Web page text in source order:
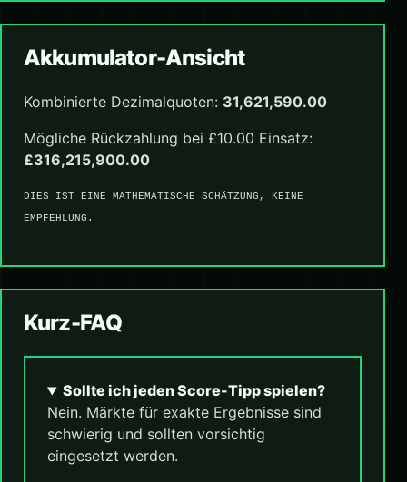
Akkumulator-Ansicht
Kombinierte Dezimalquoten: 31,621,590.00
Mögliche Rückzahlung bei £10.00 Einsatz:
£316,215,900.00
DIES IST EINE MATHEMATISCHE SCHÄTZUNG, KEINE
EMPFEHLUNG.
Kurz-FAQ
Sollte ich jeden Score-Tipp spielen?
Nein. Märkte für exakte Ergebnisse sind
schwierig und sollten vorsichtig
eingesetzt werden.